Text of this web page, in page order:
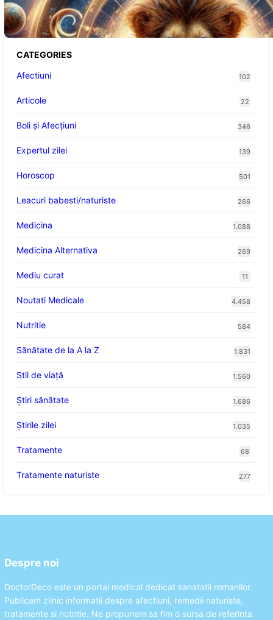
Abundență pentru Cinci Zodii în 2026
CATEGORIES
Afectiuni
102
Articole 22
Boli și Afecțiuni 346
Expertul zilei 139
Horoscop 501
Leacuri babesti/naturiste 266
Medicina 1.088
Medicina Alternativa 269
Mediu curat 11
Noutati Medicale 4.458
Nutritie 584
Sănătate de la A la Z 1.831
Stil de viaţă 1.560
Ştiri sănătate 1.686
Știrile zilei 1.035
Tratamente 68
Tratamente naturiste 277
Despre noi
DoctorDeco este un portal medical dedicat sanatatii romanilor.
Publicam zilnic informatii despre afectiuni, remedii naturiste,
tratamente si nutritie. Ne propunem sa fim o sursa de referinta